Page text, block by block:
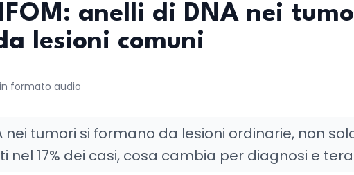
anelli di DNA nei
lesioni comuni
formato audio
nei tumori si formano da lesioni ordinarie, non
nel 17% dei casi, cosa cambia per diagnosi e